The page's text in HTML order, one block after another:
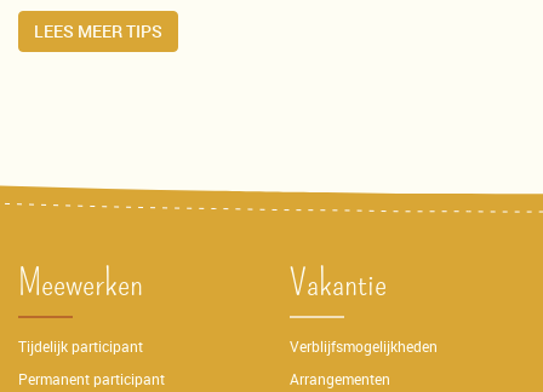
LEES MEER TIPS
Meewerken
Tijdelijk participant
Permanent participant
Vakantie
Verblijfsmogelijkheden
Arrangementen